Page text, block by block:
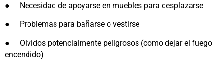
● Necesidad de apoyarse en muebles para desplazarse
● Problemas para bañarse o vestirse
●
Olvidos potencialmente peligrosos (como dejar el fuego
encendido)